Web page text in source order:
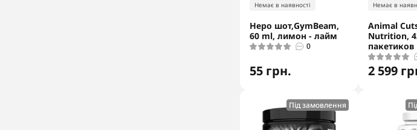
Немає в наявності
Неро шот,GymBeam,
60 ml, лимон - лайм
0
55 грн.
Немає в
Animal
Nutrition,
пакетиков
2 599
Під замовлення